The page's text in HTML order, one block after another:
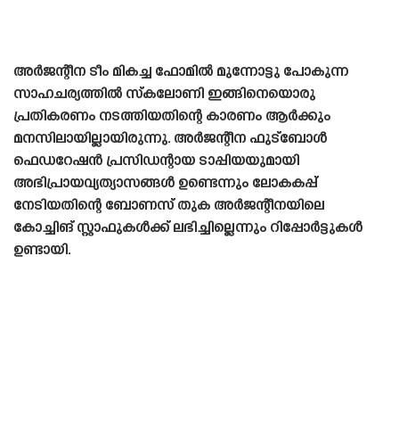
അർജന്റീന ടീം മികച്ച ഫോമിൽ മുന്നോട്ടു പോകുന്ന
സാഹചര്യത്തിൽ സ്‌കലോണി ഇങ്ങിനെയൊരു
പ്രതികരണം നടത്തിയതിന്റെ കാരണം ആർക്കും
മനസിലായില്ലായിരുന്നു. അർജന്റീന ഫുട്ബോൾ
ഫെഡറേഷൻ പ്രസിഡന്റായ ടാപ്പിയയുമായി
അഭിപ്രായവ്യത്യാസങ്ങൾ ഉണ്ടെന്നും ലോകകപ്പ്
നേടിയതിന്റെ ബോണസ് തുക അർജന്റീനയിലെ
കോച്ചിങ് സ്റ്റാഫുകൾക്ക് ലഭിച്ചില്ലെന്നും റിപ്പോർട്ടുകൾ
ഉണ്ടായി.